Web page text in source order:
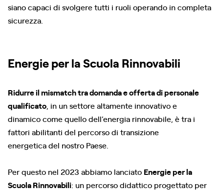
siano capaci di svolgere tutti i ruoli operando in completa
sicurezza.
Energie per la Scuola Rinnovabili
Ridurre il mismatch tra domanda e offerta di personale
qualificato , in un settore altamente innovativo e
dinamico come quello dell’energia rinnovabile, è tra i
fattori abilitanti del percorso di transizione
energetica del nostro Paese.
Per questo nel 2023 abbiamo lanciato Energie per la
Scuola Rinnovabili: un percorso didattico progettato per